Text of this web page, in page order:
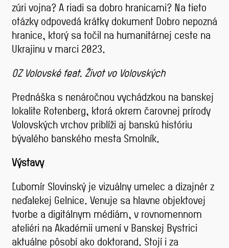
zúri vojna? A riadi sa dobro hranicami? Na tieto
otázky odpovedá krátky dokument Dobro nepozná
hranice, ktorý sa točil na humanitárnej ceste na
Ukrajinu v marci 2023.
OZ Volovské feat. Život vo Volovských
Prednáška s nenáročnou vychádzkou na banskej
lokalite Rotenberg, ktorá okrem čarovnej prírody
Volovských vrchov priblíži aj banskú históriu
bývalého banského mesta Smolník.
Výstavy
Ľubomír Slovinský je vizuálny umelec a dizajnér z
neďalekej Gelnice. Venuje sa hlavne objektovej
tvorbe a digitálnym médiám, v rovnomennom
ateliéri na Akadémii umení v Banskej Bystrici
aktuálne pôsobí ako doktorand. Stojí i za